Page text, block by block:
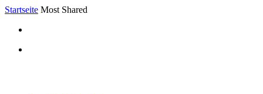
Startseite Most Shared